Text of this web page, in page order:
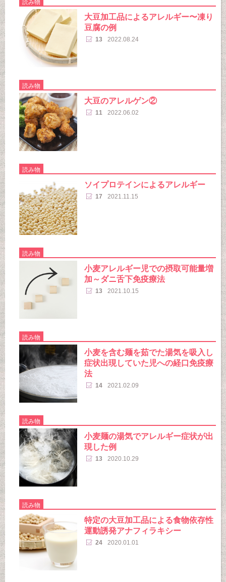
読み物
大豆加工品によるアレルギー〜凍り
豆腐の例
13 2022.08.24
読み物
大豆のアレルゲン②
11 2022.06.02
読み物
ソイプロテインによるアレルギー
17 2021.11.15
読み物
小麦アレルギー児での摂取可能量増
加～ダニ舌下免疫療法
13 2021.10.15
読み物
小麦を含む麺を茹でた湯気を吸入し
症状出現していた児への経口免疫療
法
14 2021.02.09
読み物
小麦麺の湯気でアレルギー症状が出
現した例
13 2020.10.29
読み物
特定の大豆加工品による食物依存性
運動誘発アナフィラキシー
24 2020.01.01